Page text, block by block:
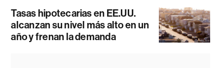
Tasas hipotecarias en EE.UU.
alcanzan su nivel más alto en un
año y frenan la demanda